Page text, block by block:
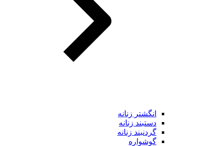
انگشتر زنانه
دستبند زنانه
گردنبند زنانه
گوشواره